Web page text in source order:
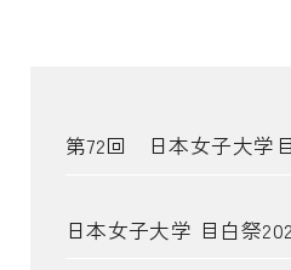
第72回 日本女子大学
日本女子大学 目白祭